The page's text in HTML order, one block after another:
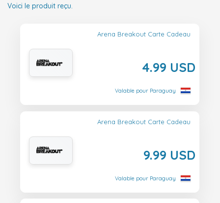
Voici le produit reçu.
Arena Breakout Carte Cadeau
4.99 USD
Valable pour Paraguay
Arena Breakout Carte Cadeau
9.99 USD
Valable pour Paraguay